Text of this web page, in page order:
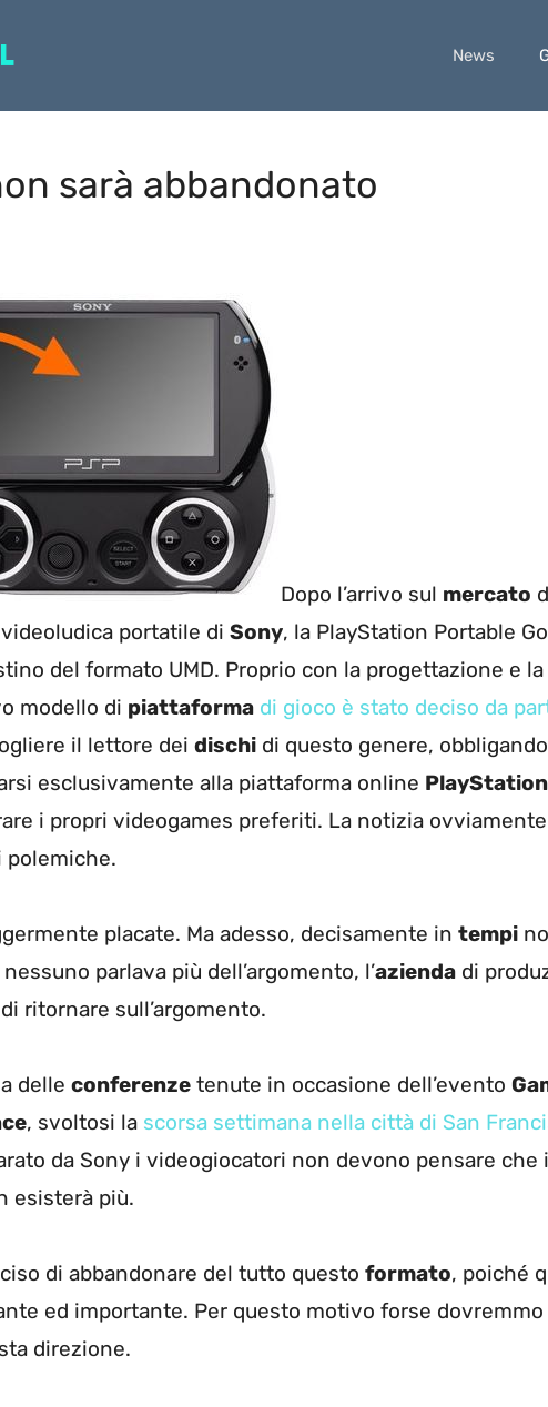
News
sarà abbandonato
Dopo l’arrivo sul mercato
portatile di Sony, la PlayStation Portable
del formato UMD. Proprio con la progettazione e la
modello di piattaforma di gioco è stato deciso da
il lettore dei dischi di questo genere,
esclusivamente alla piattaforma online
i propri videogames preferiti. La notizia
polemiche.
placate. Ma adesso, decisamente in tempi
parlava più dell’argomento, l’azienda di
ritornare sull’argomento.
delle conferenze tenute in occasione dell’evento
, svoltosi la scorsa settimana nella città di San
da Sony i videogiocatori non devono pensare che
esisterà più.
di abbandonare del tutto questo formato, poiché
ed importante. Per questo motivo forse
direzione.